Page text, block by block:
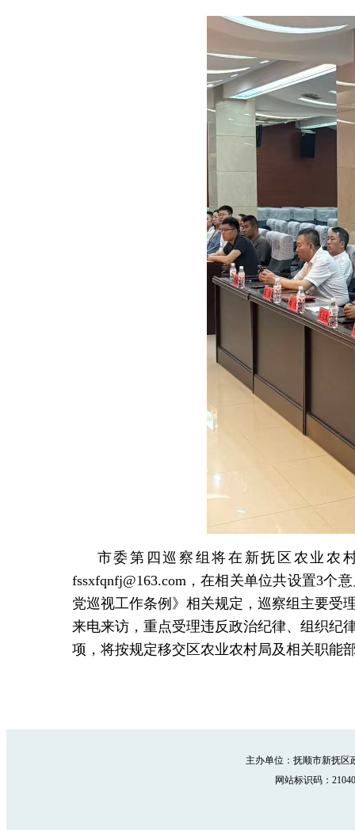
市委第四巡察组将在新抚区农业农
fssxfqnfj@163.com，在相关单位共设置3个
党巡视工作条例》相关规定，巡察组主要受
来电来访，重点受理违反政治纪律、组织纪
项，将按规定移交区农业农村局及相关职能
主办单位：抚顺市新抚
网站标识码：